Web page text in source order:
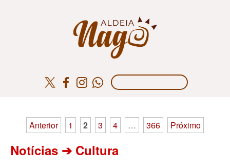
Paginação
de
Anterior 1 2 3 4 … 366 Próximo
Notícias ➔ Cultura